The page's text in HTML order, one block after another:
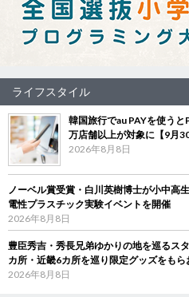
ライフスタイル
韓国旅行でau PAYを使う
万店舗以上が対象に【9月30
2026年8月8日
ノーベル賞受賞・白川英樹博士が小中
電性プラスチック実験イベントを開催
2026年8月8日
豊臣秀吉・秀長兄弟ゆかりの地を巡る
カ所・近畿6カ所を巡り限定グッズをもら
2026年8月8日